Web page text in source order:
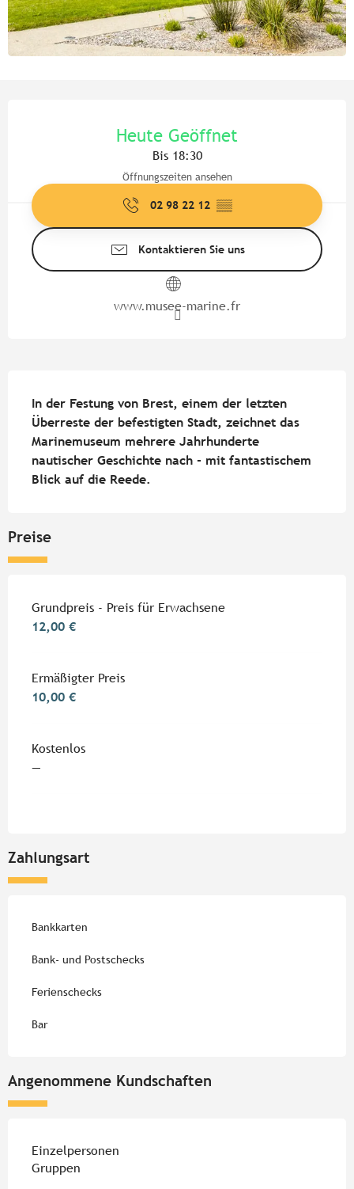
Heute Geöffnet
Bis 18:30
Öffnungszeiten ansehen
02 98 22 12 ▒▒
Kontaktieren Sie uns
www.musee-marine.fr
In der Festung von Brest, einem der letzten
Überreste der befestigten Stadt, zeichnet das
Marinemuseum mehrere Jahrhunderte
nautischer Geschichte nach - mit fantastischem
Blick auf die Reede.
Preise
Grundpreis - Preis für Erwachsene
12,00 €
Ermäßigter Preis
10,00 €
Kostenlos
—
Zahlungsart
Bankkarten
Bank- und Postschecks
Ferienschecks
Bar
Angenommene Kundschaften
Einzelpersonen
Gruppen